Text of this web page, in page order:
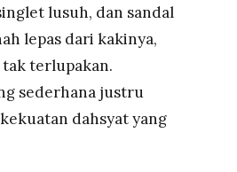
lusuh, dan sandal
lepas dari kakinya,
terlupakan.
sederhana justru
dahsyat yang